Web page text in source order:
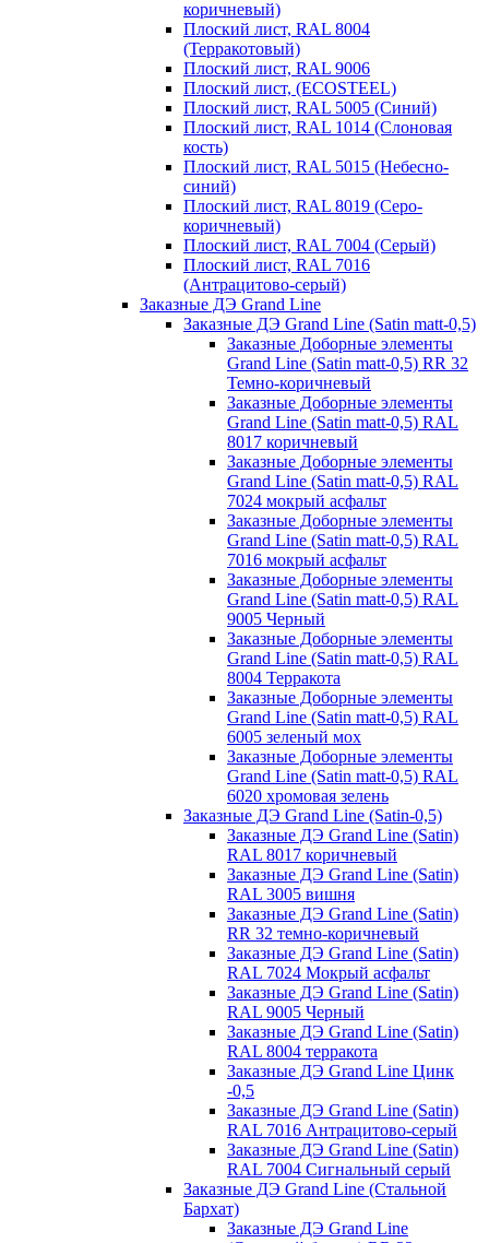
коричневый)
Плоский лист, RAL 8004
(Терракотовый)
Плоский лист, RAL 9006
Плоский лист, (ECOSTEEL)
Плоский лист, RAL 5005 (Синий)
Плоский лист, RAL 1014 (Слоновая
кость)
Плоский лист, RAL 5015 (Небесно-
синий)
Плоский лист, RAL 8019 (Серо-
коричневый)
Плоский лист, RAL 7004 (Серый)
Плоский лист, RAL 7016
(Антрацитово-серый)
Заказные ДЭ Grand Line
Заказные ДЭ Grand Line (Satin matt-0,5)
Заказные Доборные элементы
Grand Line (Satin matt-0,5) RR 32
Темно-коричневый
Заказные Доборные элементы
Grand Line (Satin matt-0,5) RAL
8017 коричневый
Заказные Доборные элементы
Grand Line (Satin matt-0,5) RAL
7024 мокрый асфальт
Заказные Доборные элементы
Grand Line (Satin matt-0,5) RAL
7016 мокрый асфальт
Заказные Доборные элементы
Grand Line (Satin matt-0,5) RAL
9005 Черный
Заказные Доборные элементы
Grand Line (Satin matt-0,5) RAL
8004 Терракота
Заказные Доборные элементы
Grand Line (Satin matt-0,5) RAL
6005 зеленый мох
Заказные Доборные элементы
Grand Line (Satin matt-0,5) RAL
6020 хромовая зелень
Заказные ДЭ Grand Line (Satin-0,5)
Заказные ДЭ Grand Line (Satin)
RAL 8017 коричневый
Заказные ДЭ Grand Line (Satin)
RAL 3005 вишня
Заказные ДЭ Grand Line (Satin)
RR 32 темно-коричневый
Заказные ДЭ Grand Line (Satin)
RAL 7024 Мокрый асфальт
Заказные ДЭ Grand Line (Satin)
RAL 9005 Черный
Заказные ДЭ Grand Line (Satin)
RAL 8004 терракота
Заказные ДЭ Grand Line Цинк
-0,5
Заказные ДЭ Grand Line (Satin)
RAL 7016 Антрацитово-серый
Заказные ДЭ Grand Line (Satin)
RAL 7004 Сигнальный серый
Заказные ДЭ Grand Line (Стальной
Бархат)
Заказные ДЭ Grand Line